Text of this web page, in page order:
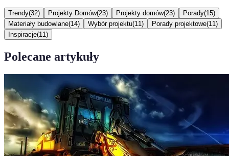
Trendy(32) Projekty Domów(23) Projekty domów(23) Porady(15)
Materiały budowlane(14) Wybór projektu(11 ) Porady projektowe(11 )
Inspiracje(11 )
Polecane artykuły